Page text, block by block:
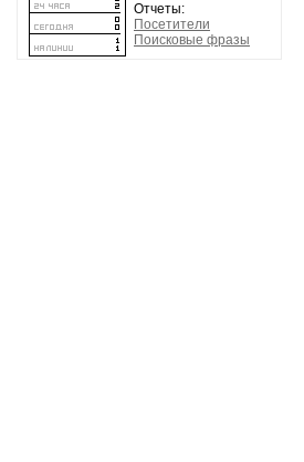
Отчеты:
Посетители
Поисковые фразы